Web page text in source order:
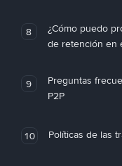
8
¿Cómo puedo
de retención en
9
Preguntas
P2P
10 Políticas de las